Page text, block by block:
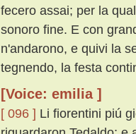
fecero assai; per la
sonoro fine. E con
n'andarono, e quivi la
tegnendo, la festa
[Voice: emilia ]
[ 096 ] Li fiorentini piú